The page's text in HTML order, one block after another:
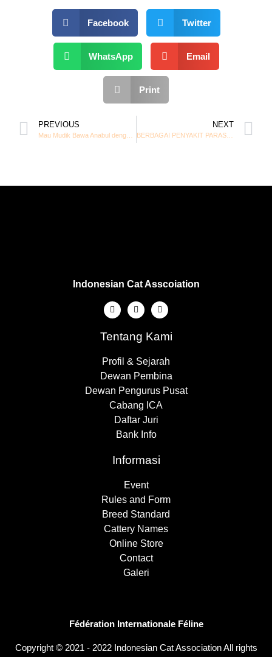
Facebook Twitter
WhatsApp Email
Print
PREVIOUS
Mau Mudik Bawa Anabul dengan Aman? Ini Tips dari Pakar Unair
NEXT
BERBAGAI PENYAKIT PARASIT PADA KUCING
Indonesian Cat Asscoiation
Tentang Kami
Profil & Sejarah
Dewan Pembina
Dewan Pengurus Pusat
Cabang ICA
Daftar Juri
Bank Info
Informasi
Event
Rules and Form
Breed Standard
Cattery Names
Online Store
Contact
Galeri
Fédération Internationale Féline
Copyright © 2021 - 2022 Indonesian Cat Association All rights